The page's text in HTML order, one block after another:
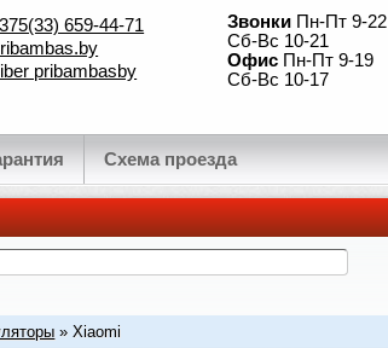
659-44-71
pribambasby
Звонки Пн-Пт 9-22
Сб-Вс 10-21
Офис Пн-Пт 9-19
Сб-Вс 10-17
Схема проезда
» Xiaomi